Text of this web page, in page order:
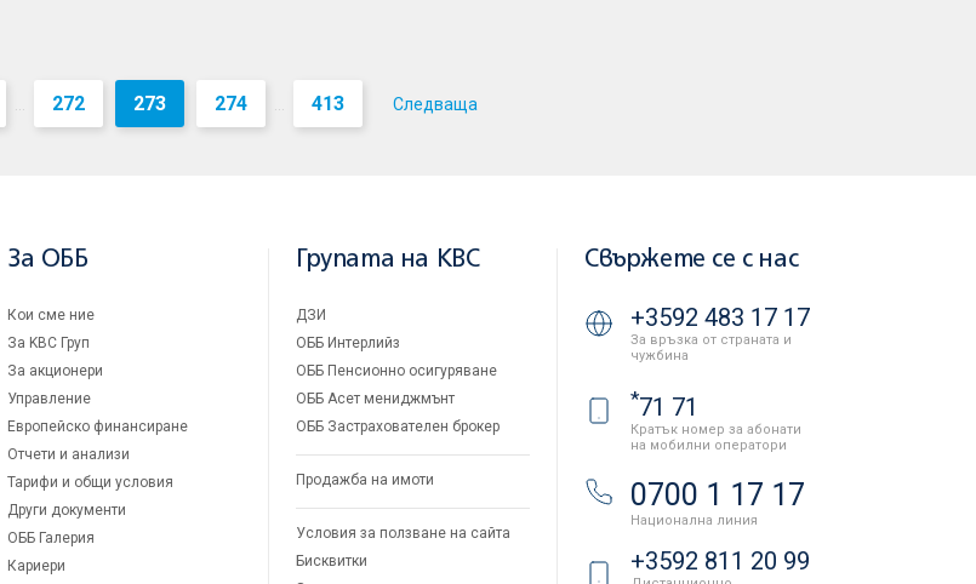
... 272 273 274 ... 413 Следваща
За ОББ
Кои сме ние
За KBC Груп
За акционери
Управление
Европейско финансиране
Отчети и анализи
Тарифи и общи условия
Други документи
ОББ Галерия
Кариери
Групата на KBC
ДЗИ
ОББ Интерлийз
ОББ Пенсионно осигуряване
ОББ Асет мениджмънт
ОББ Застрахователен брокер
Продажба на имоти
Условия за ползване на сайта
Бисквитки
Свържете се с нас
+3592 483 17 17
За връзка от страната и
чужбина
*71 71
Кратък номер за абонати
на мобилни оператори
0700 1 17 17
Национална линия
+3592 811 20 99